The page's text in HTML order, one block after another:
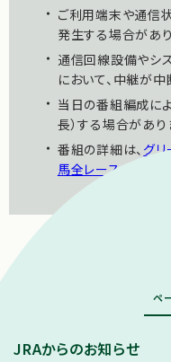
・ ご利用端末や通信
発生する場合があり
・ 通信回線設備やシ
において、中継が中
・ 当日の番組編成に
長）する場合があり
・ 番組の詳細は、 グリ
馬全レース中継」の
ペ
JRAからのお知らせ